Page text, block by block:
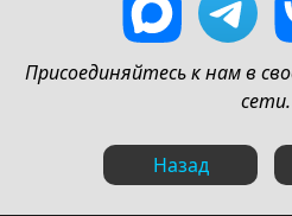
Присоединяйтесь к нам в
сети.
Назад